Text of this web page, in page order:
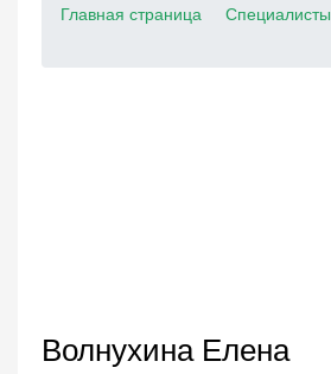
Главная страница Специалисты
Волнухина Елена